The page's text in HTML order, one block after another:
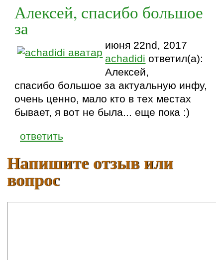
Алексей, спасибо большое
за
июня 22nd, 2017
achadidi ответил(а):
Алексей,
спасибо большое за актуальную инфу,
очень ценно, мало кто в тех местах
бывает, я вот не была... еще пока :)
ответить
Напишите отзыв или
вопрос